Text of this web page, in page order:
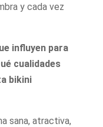
y cada vez
influyen para
cualidades
bikini
sana, atractiva,